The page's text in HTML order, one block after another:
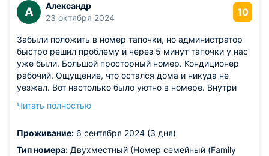
А
Александр
23 октября 2024
10
Забыли положить в номер тапочки, но администратор
быстро решил проблему и через 5 минут тапочки у нас
уже были. Большой просторный номер. Кондиционер
рабочий. Ощущение, что остался дома и никуда не
уезжал. Вот настолько было уютно в номере. Внутри
вдали от шума. Спалось хорошо. Соседей слышно не
Читать полностью
Проживание: 6 сентября 2024 (3 дня)
Тип номера: Двухместный (Номер семейный (Family